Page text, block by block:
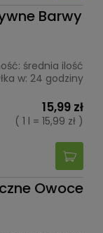
Barwy
średnia ilość
w: 24 godziny
15,99 zł
( 1 l = 15,99 zł )
Owoce